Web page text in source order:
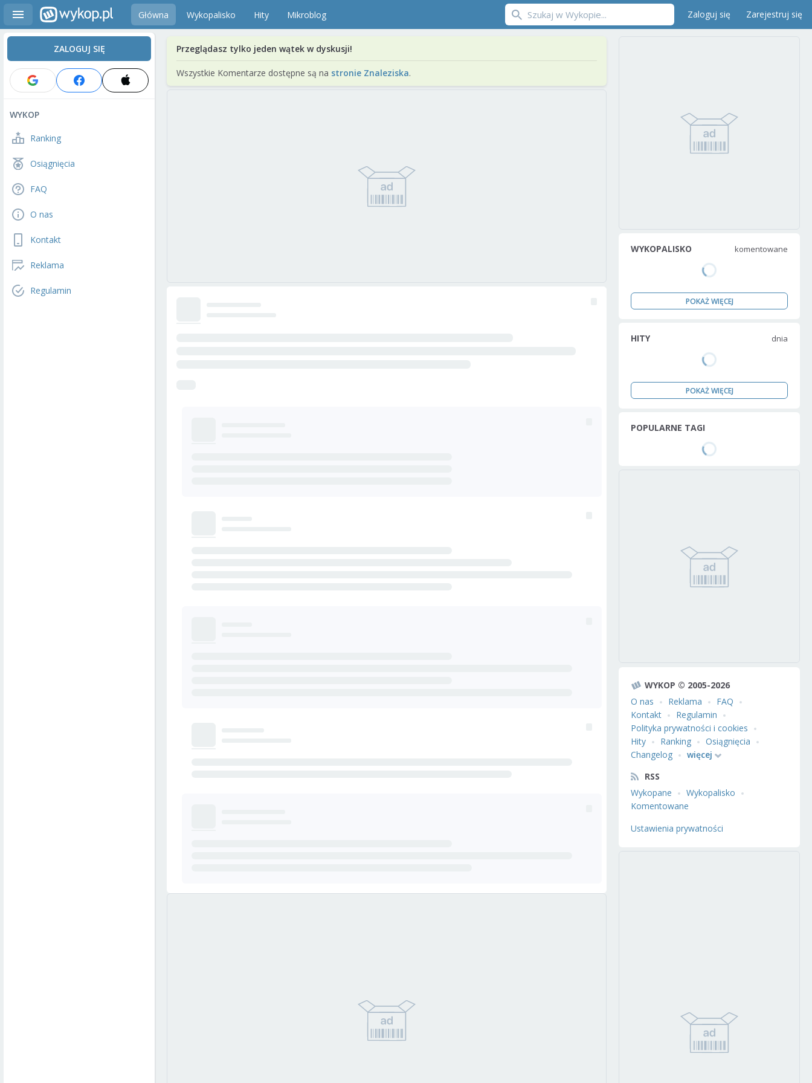
Główna Wykopalisko Hity Mikroblog Zaloguj się Zarejestruj się
ZALOGUJ SIĘ
WYKOP
Ranking
Osiągnięcia
FAQ
O nas
Kontakt
Reklama
Regulamin
Przeglądasz tylko jeden wątek w dyskusji!
Wszystkie Komentarze dostępne są na stronie Znaleziska.
WYKOPALISKO komentowane
POKAŻ WIĘCEJ
HITY dnia
POKAŻ WIĘCEJ
POPULARNE TAGI
WYKOP © 2005-2026
O nas
Reklama
FAQ
Kontakt
Regulamin
Polityka prywatności i cookies
Hity
Ranking
Osiągnięcia
Changelog
więcej
RSS
Wykopane
Wykopalisko
Komentowane
Ustawienia prywatności